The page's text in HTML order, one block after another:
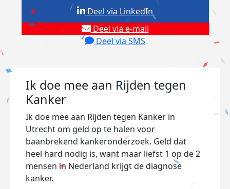
Deel via e-mail
Deel via SMS
Deel via LinkedIn
Ik doe mee aan Rijden tegen
Kanker
Ik doe mee aan Rijden tegen Kanker in
Utrecht om geld op te halen voor
baanbrekend kankeronderzoek. Geld dat
heel hard nodig is, want maar liefst 1 op de 2
mensen in Nederland krijgt de diagnose
kanker.